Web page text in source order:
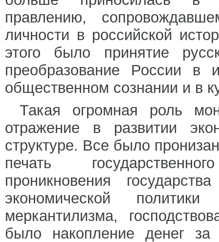
правлению,
личности в российской
этого было принятие
преобразование России
общественном сознании и в
Такая огромная роль
отражение в развитии
структуре. Все было
печать
проникновения
экономической
меркантилизма,
было накопление денег за